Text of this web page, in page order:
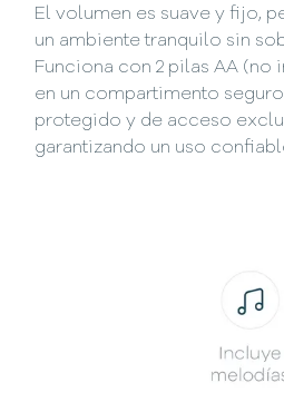
El volumen es suave y fijo,
un ambiente tranquilo sin
Funciona con 2 pilas AA (no
en un compartimento
protegido y de acceso
garantizando un uso